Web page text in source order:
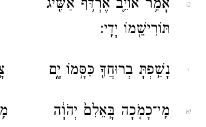
ט
אָמַ֥ר אוֹיֵ֛ב אֶרְדֹּ֥ף אַשִּׂ֖יג
תּוֹרִישֵׁ֖מוֹ יָדִֽי׃
י נָשַׁ֥פְתָּ בְרוּחֲךָ֖ כִּסָּ֣מוֹ יָ֑ם
יא
מִֽי־כָמֹ֤כָה בָּֽאֵלִם֙ יְהֹוָ֔ה